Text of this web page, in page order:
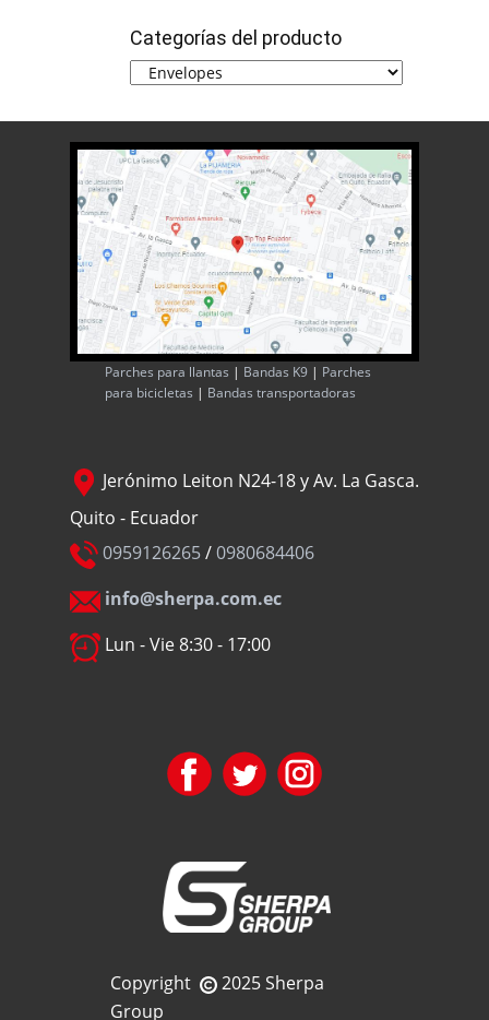
Categorías del producto
Parches para llantas | Bandas K9 | Parches
para bicicletas | Bandas transportadoras
Jerónimo Leiton N24-18 y Av. La Gasca.
Quito - Ecuador
0959126265/0980684406
info@sherpa.com.ec
Lun - Vie 8:30 - 17:00
Copyright
2025 Sherpa
Group